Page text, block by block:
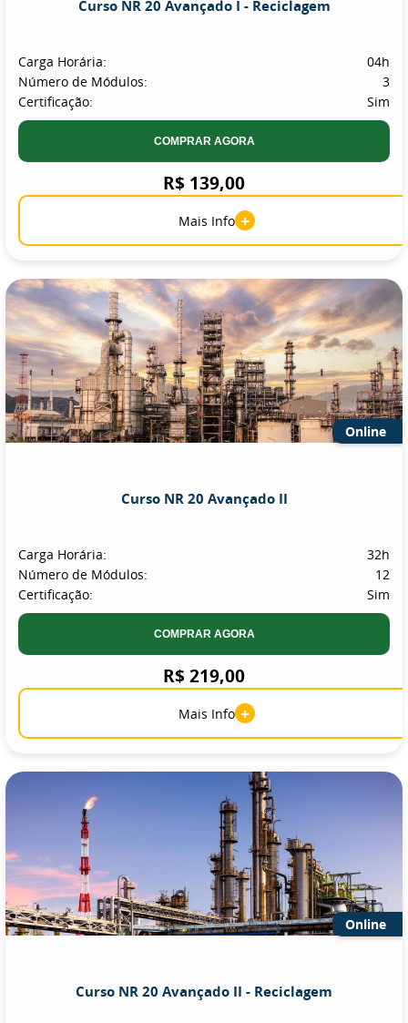
Curso NR 20 Avançado I - Reciclagem
Carga Horária:
04h
Número de Módulos:
3
Certificação:
Sim
COMPRAR AGORA
R$ 139,00
Mais Info +
Online
Curso NR 20 Avançado II
Carga Horária:
32h
Número de Módulos:
12
Certificação:
Sim
COMPRAR AGORA
R$ 219,00
Mais Info +
Online
Curso NR 20 Avançado II - Reciclagem